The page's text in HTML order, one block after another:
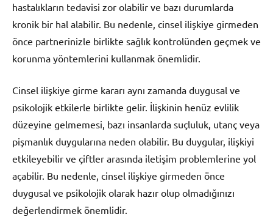
hastalıkların tedavisi zor olabilir ve bazı durumlarda
kronik bir hal alabilir. Bu nedenle, cinsel ilişkiye girmeden
önce partnerinizle birlikte sağlık kontrolünden geçmek ve
korunma yöntemlerini kullanmak önemlidir.
Cinsel ilişkiye girme kararı aynı zamanda duygusal ve
psikolojik etkilerle birlikte gelir. İlişkinin henüz evlilik
düzeyine gelmemesi, bazı insanlarda suçluluk, utanç veya
pişmanlık duygularına neden olabilir. Bu duygular, ilişkiyi
etkileyebilir ve çiftler arasında iletişim problemlerine yol
açabilir. Bu nedenle, cinsel ilişkiye girmeden önce
duygusal ve psikolojik olarak hazır olup olmadığınızı
değerlendirmek önemlidir.